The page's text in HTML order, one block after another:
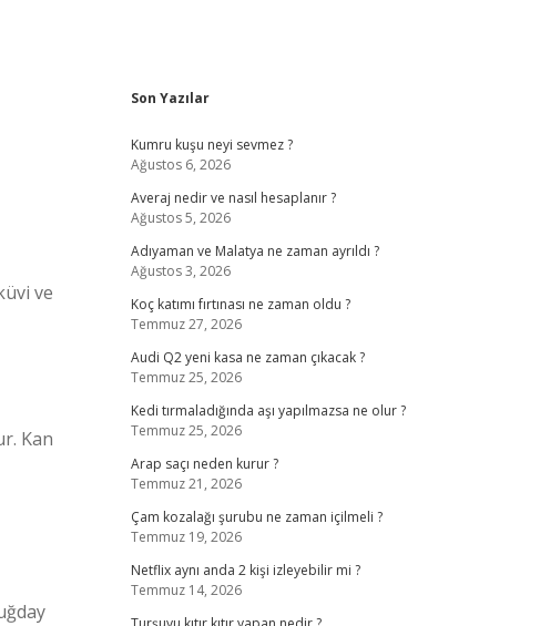
ve
Kan
Sidebar
Son Yazılar
Kumru kuşu neyi sevmez ?
Ağustos 6, 2026
Averaj nedir ve nasıl hesaplanır ?
Ağustos 5, 2026
Adıyaman ve Malatya ne zaman ayrıldı ?
Ağustos 3, 2026
Koç katımı fırtınası ne zaman oldu ?
Temmuz 27, 2026
Audi Q2 yeni kasa ne zaman çıkacak ?
Temmuz 25, 2026
Kedi tırmaladığında aşı yapılmazsa ne olur ?
Temmuz 25, 2026
Arap saçı neden kurur ?
Temmuz 21, 2026
Çam kozalağı şurubu ne zaman içilmeli ?
Temmuz 19, 2026
Netflix aynı anda 2 kişi izleyebilir mi ?
Temmuz 14, 2026
vdcasino sitesigrandoperabet giriş